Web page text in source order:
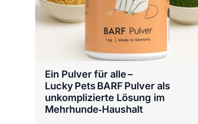
Ein Pulver für alle –
Lucky Pets BARF Pulver als
unkomplizierte Lösung im
Mehrhunde‑Haushalt